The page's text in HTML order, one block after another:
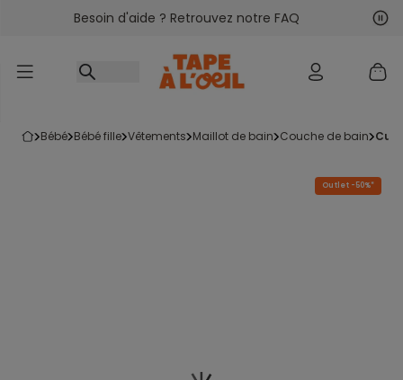
Accéder au contenu
Besoin d'aide ? Retrouvez notre FAQ
bébé bébé fille vêtements maillot de bain couche de bain
Outlet -50%*